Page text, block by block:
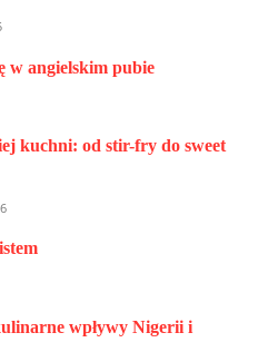
w angielskim pubie
kuchni: od stir-fry do sweet
wpływy Nigerii i